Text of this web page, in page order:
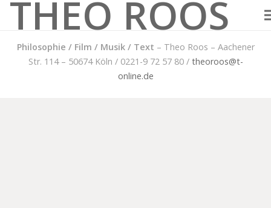
THEO ROOS
Philosophie / Film / Musik / Text – Theo Roos – Aachener
Str. 114 – 50674 Köln / 0221-9 72 57 80 / theoroos@t-
online.de